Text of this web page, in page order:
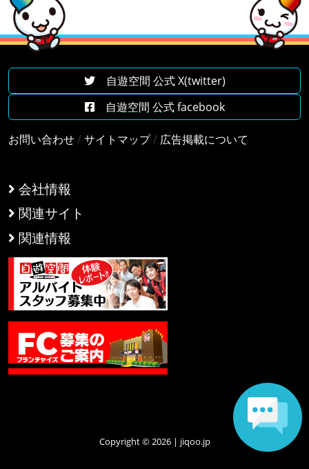
会社情報
関連サイト
関連情報
自遊空間 公式 X(twitter)
自遊空間 公式 facebook
お問い合わせ/サイトマップ/ 広告掲載について
Copyright © 2026 | jiqoo.jp